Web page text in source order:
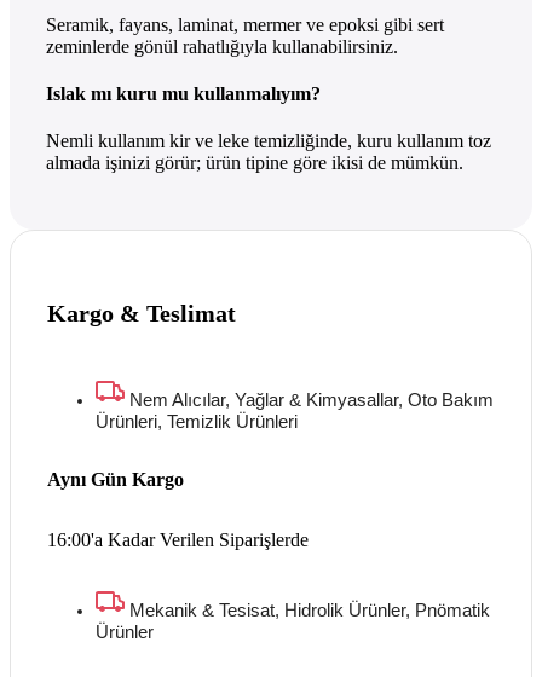
Seramik, fayans, laminat, mermer ve epoksi gibi sert
zeminlerde gönül rahatlığıyla kullanabilirsiniz.
Islak mı kuru mu kullanmalıyım?
Nemli kullanım kir ve leke temizliğinde, kuru kullanım toz
almada işinizi görür; ürün tipine göre ikisi de mümkün.
Kargo & Teslimat
Nem Alıcılar, Yağlar & Kimyasallar, Oto Bakım
Ürünleri, Temizlik Ürünleri
16:00'a Kadar Verilen Siparişlerde
Aynı Gün Kargo
Mekanik & Tesisat, Hidrolik Ürünler, Pnömatik
Ürünler